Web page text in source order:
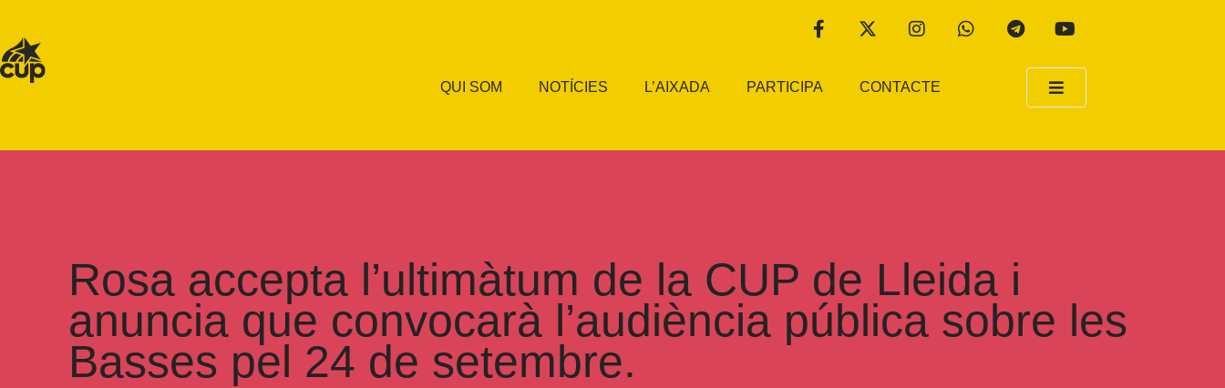
QUI SOM NOTÍCIES L’AIXADA PARTICIPA CONTACTE
Rosa accepta l’ultimàtum de la CUP de Lleida i
anuncia que convocarà l’audiència pública sobre les
Basses pel 24 de setembre.